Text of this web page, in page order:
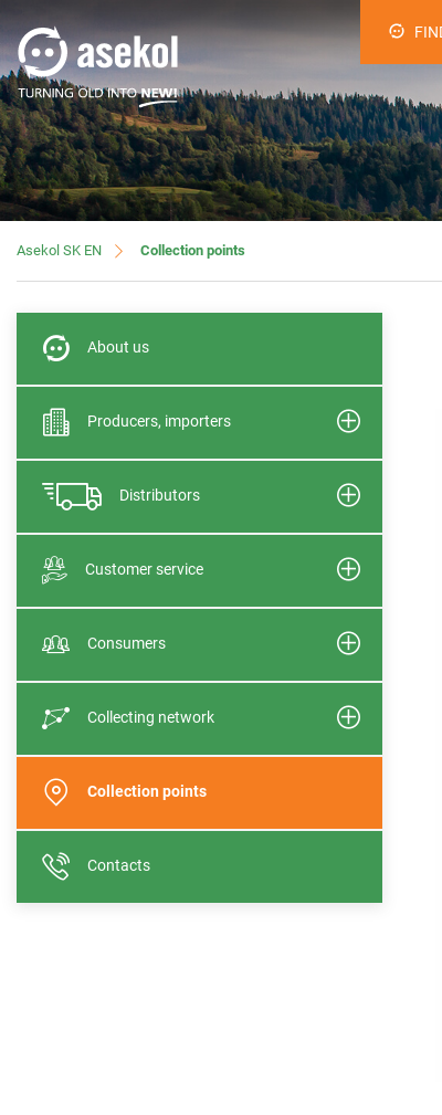
Asekol SK EN Collection points
About us
Producers, importers
Distributors
Customer service
Consumers
Collecting network
Collection points
Contacts